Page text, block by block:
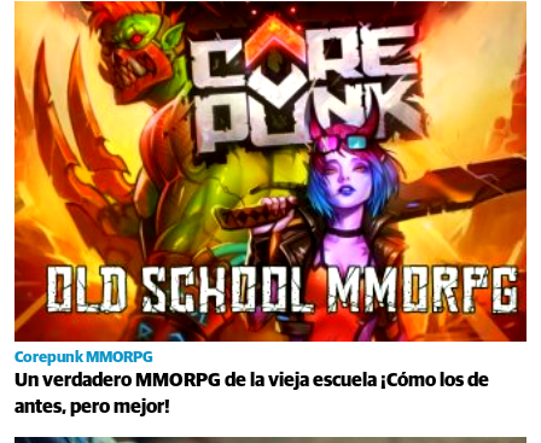
Corepunk MMORPG
Un verdadero MMORPG de la vieja escuela ¡Cómo los de
antes, pero mejor!